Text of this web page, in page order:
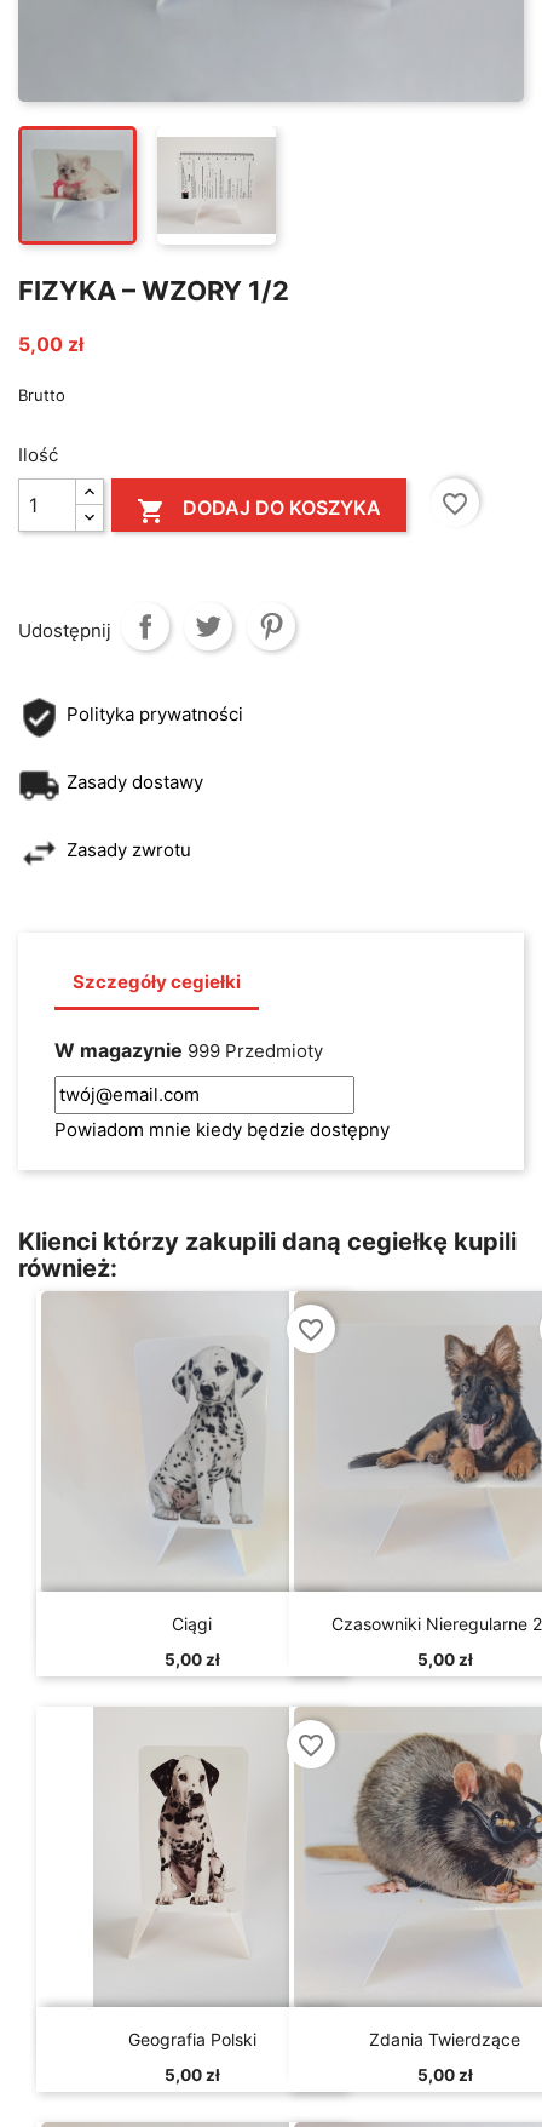
FIZYKA – WZORY 1/2
5,00 zł
Brutto
Ilość
 DODAJ DO KOSZYKA favorite_border
Udostępnij
Polityka prywatności
Zasady dostawy
Zasady zwrotu
Szczegóły cegiełki
W magazynie 999 Przedmioty
Powiadom mnie kiedy będzie dostępny
Klienci którzy zakupili daną cegiełkę kupili
również:
Szybki podgląd
Ciągi
5,00 zł
favorite_border
Szybki podgląd
Czasowniki Nieregularne
5,00 zł
Szybki podgląd
Geografia Polski
5,00 zł
favorite_border
Szybki podgląd
Zdania Twierdzące
5,00 zł